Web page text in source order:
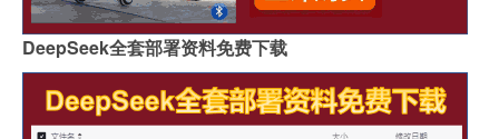
DeepSeek全套部署资料免费下载